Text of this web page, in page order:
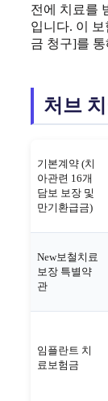
전에 치료를
입니다. 이
금 청구]를
처브
기본계약 (치
아관련 16개
담보 보장 및
만기환급금)
New보철치료
보장 특별약
관
임플란트 치
료보험금